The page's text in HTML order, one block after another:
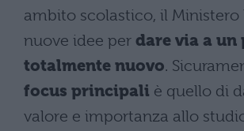
ambito scolastico, il Ministero
nuove idee per dare via a un
totalmente nuovo.
focus principali è quello di
valore e importanza allo